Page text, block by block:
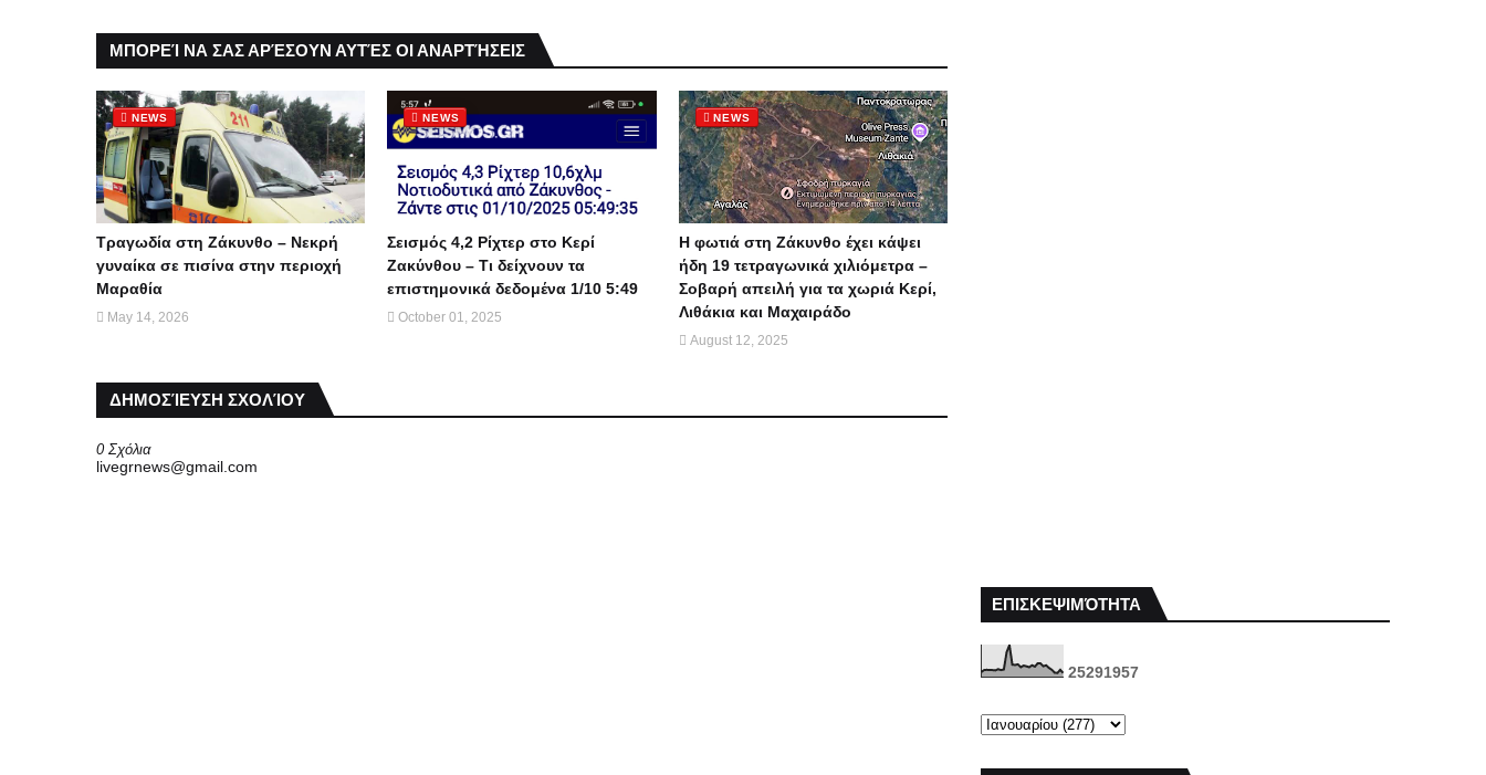
ΜΠΟΡΕΊ ΝΑ ΣΑΣ ΑΡΈΣΟΥΝ ΑΥΤΈΣ ΟΙ ΑΝΑΡΤΉΣΕΙΣ
NEWS
Τραγωδία στη Ζάκυνθο – Νεκρή
γυναίκα σε πισίνα στην περιοχή
Μαραθία
May 14, 2026
NEWS
Σεισμός 4,2 Ρίχτερ στο Κερί
Ζακύνθου – Τι δείχνουν τα
επιστημονικά δεδομένα 1/10 5:49
October 01, 2025
NEWS
Η φωτιά στη Ζάκυνθο έχει κάψει
ήδη 19 τετραγωνικά χιλιόμετρα –
Σοβαρή απειλή για τα χωριά Κερί,
Λιθάκια και Μαχαιράδο
August 12, 2025
ΔΗΜΟΣΊΕΥΣΗ ΣΧΟΛΊΟΥ
0 Σχόλια
livegrnews@gmail.com
ΕΠΙΣΚΕΨΙΜΌΤΗΤΑ
25291957